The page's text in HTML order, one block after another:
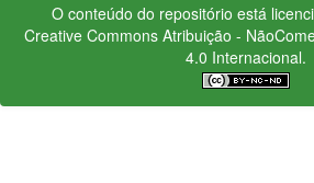
O conteúdo do repositório está
Creative CommonsAtribuição -
4.0 Internacional.